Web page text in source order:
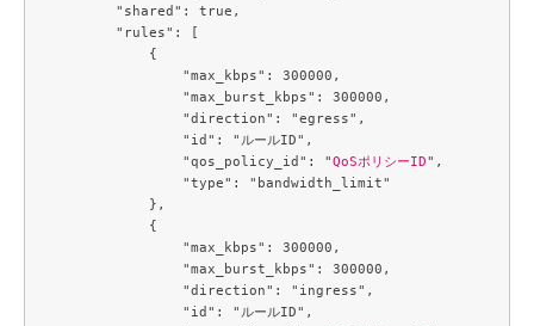
        "shared": true,
        "rules": [
            {
                "max_kbps": 300000,
                "max_burst_kbps": 300000,
                "direction": "egress",
                "id": "ルールID",
                "qos_policy_id": "
QoSポリシーID",
                "type": "bandwidth_limit"
            },
            {
                "max_kbps": 300000,
                "max_burst_kbps": 300000,
                "direction": "ingress",
                "id": "ルールID",